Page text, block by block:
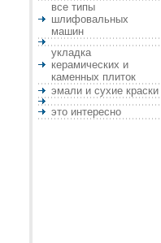
все типы
шлифовальных
машин
укладка
керамических и
каменных плиток
эмали и сухие краски
это интересно